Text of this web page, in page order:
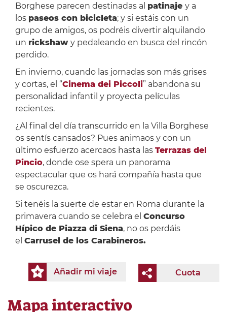
Borghese parecen destinadas al patinaje y a
los paseos con bicicleta; y si estáis con un
grupo de amigos, os podréis divertir alquilando
un rickshaw y pedaleando en busca del rincón
perdido.
En invierno, cuando las jornadas son más grises
y cortas, el “Cinema dei Piccoli” abandona su
personalidad infantil y proyecta películas
recientes.
¿Al final del día transcurrido en la Villa Borghese
os sentís cansados? Pues animaos y con un
último esfuerzo acercaos hasta las Terrazas del
Pincio, donde ose spera un panorama
espectacular que os hará compañía hasta que
se oscurezca.
Si tenéis la suerte de estar en Roma durante la
primavera cuando se celebra el Concurso
Hípico de Piazza di Siena, no os perdáis
el Carrusel de los Carabineros.
Cuota
Añadir mi viaje
Mapa interactivo